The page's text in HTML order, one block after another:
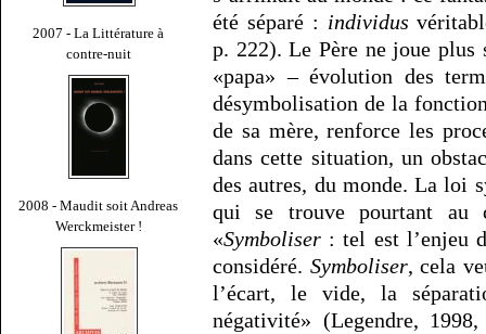
2007 - La Littérature à
contre-nuit
2008 - Maudit soit Andreas
Werckmeister !
été séparé : individus
p. 222). Le Père ne joue
«papa» – évolution des
désymbolisation de la
de sa mère, renforce les
dans cette situation, un
des autres, du monde. La loi
qui se trouve pourtant au
«Symboliser : tel est l’enjeu
considéré. Symboliser, cela
l’écart, le vide, la
négativité» (Legendre,